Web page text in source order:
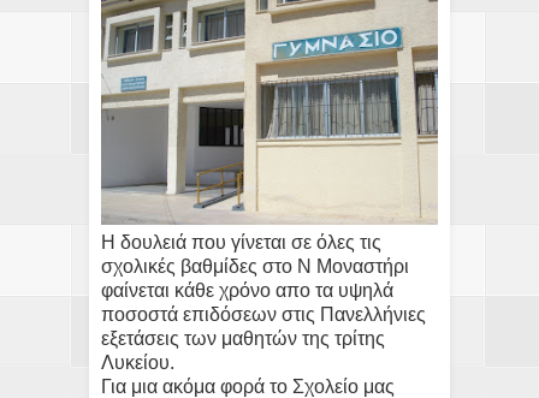
Η δουλειά που γίνεται σε όλες τις
σχολικές βαθμίδες στο Ν Μοναστήρι
φαίνεται κάθε χρόνο απο τα υψηλά
ποσοστά επιδόσεων στις Πανελλήνιες
εξετάσεις των μαθητών της τρίτης
Λυκείου.
Για μια ακόμα φορά το Σχολείο μας